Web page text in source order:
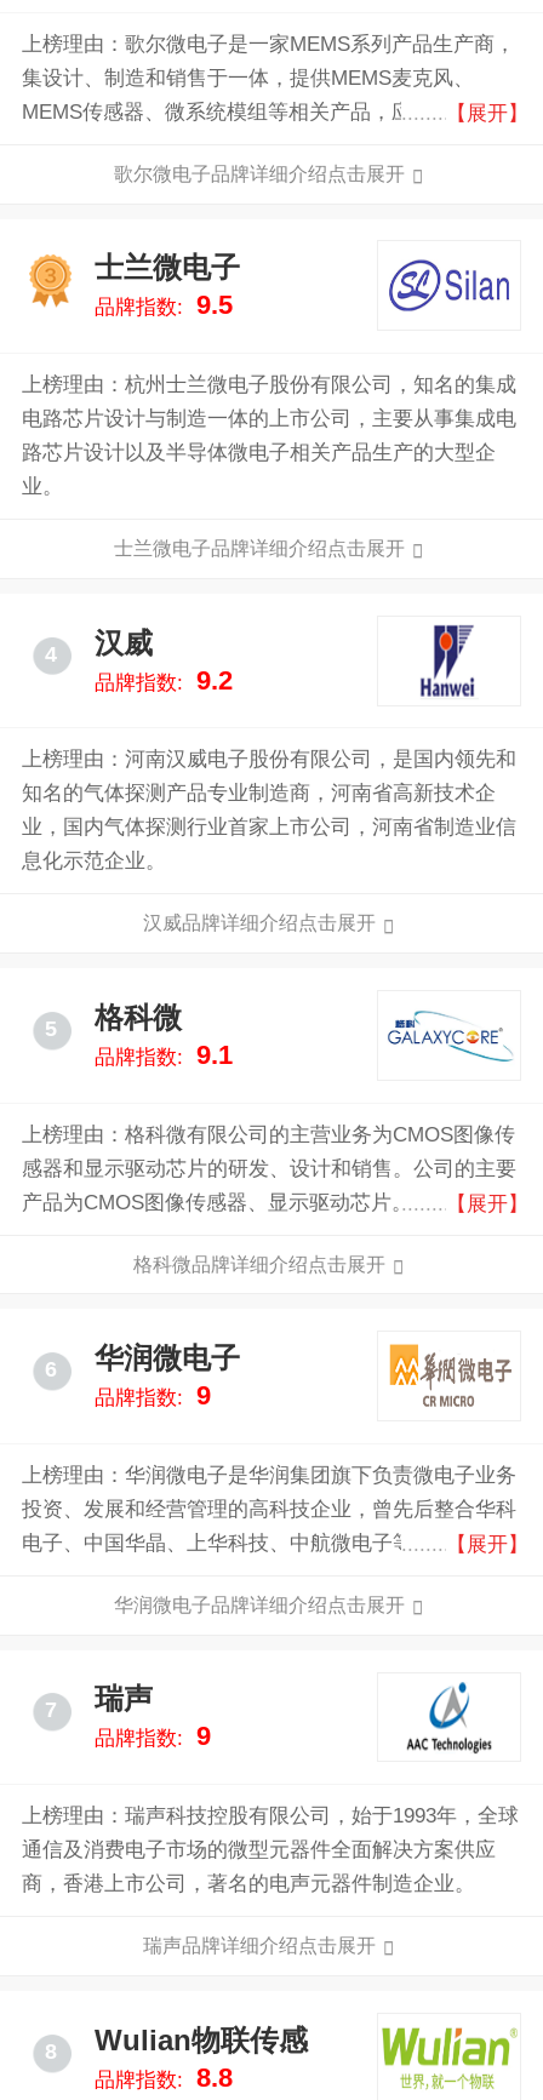
上榜理由：歌尔微电子是一家MEMS系列产品生产商，
集设计、制造和销售于一体，提供MEMS麦克风、
MEMS传感器、微系统模组等相关产品，应用于智能手
【展开】
歌尔微电子品牌详细介绍点击展开
3
士兰微电子
品牌指数: 9.5
上榜理由：杭州士兰微电子股份有限公司，知名的集成
电路芯片设计与制造一体的上市公司，主要从事集成电
路芯片设计以及半导体微电子相关产品生产的大型企
业。
士兰微电子品牌详细介绍点击展开
4 汉威
品牌指数: 9.2
上榜理由：河南汉威电子股份有限公司，是国内领先和
知名的气体探测产品专业制造商，河南省高新技术企
业，国内气体探测行业首家上市公司，河南省制造业信
息化示范企业。
汉威品牌详细介绍点击展开
5 格科微
品牌指数: 9.1
上榜理由：格科微有限公司的主营业务为CMOS图像传
感器和显示驱动芯片的研发、设计和销售。公司的主要
产品为CMOS图像传感器、显示驱动芯片。公司为全球
Frost&Sullivan研究数据显示，以2019年出货量口径计
第二，在中国市场的LCD显示驱动芯片供应商中排名第
二。
【展开】
格科微品牌详细介绍点击展开
6 华润微电子
品牌指数: 9
上榜理由：华润微电子是华润集团旗下负责微电子业务
投资、发展和经营管理的高科技企业，曾先后整合华科
电子、中国华晶、上华科技、中航微电子等中国半导体
【展开】
华润微电子品牌详细介绍点击展开
7 瑞声
品牌指数: 9
上榜理由：瑞声科技控股有限公司，始于1993年，全球
通信及消费电子市场的微型元器件全面解决方案供应
商，香港上市公司，著名的电声元器件制造企业。
瑞声品牌详细介绍点击展开
8 Wulian物联传感
品牌指数: 8.8